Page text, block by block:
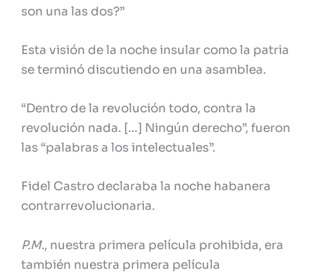
son una las dos?”
Esta visión de la noche insular como la patria
se terminó discutiendo en una asamblea.
“Dentro de la revolución todo, contra la
revolución nada. […] Ningún derecho”, fueron
las “palabras a los intelectuales”.
Fidel Castro declaraba la noche habanera
contrarrevolucionaria.
P.M., nuestra primera película prohibida, era
también nuestra primera película